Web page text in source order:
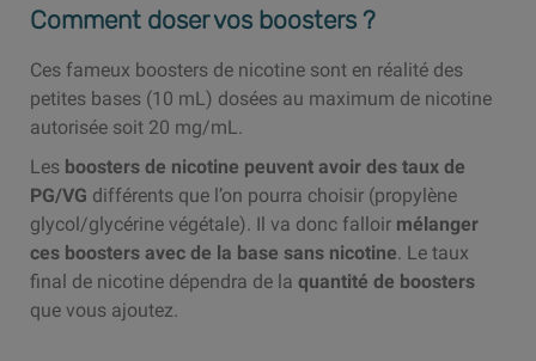
Comment doser vos boosters ?
Ces fameux boosters de nicotine sont en réalité des
petites bases (10 mL) dosées au maximum de nicotine
autorisée soit 20 mg/mL.
Les boosters de nicotine peuvent avoir des taux de
PG/VG différents que l’on pourra choisir (propylène
glycol/glycérine végétale). Il va donc falloir mélanger
ces boosters avec de la base sans nicotine. Le taux
final de nicotine dépendra de la quantité de boosters
que vous ajoutez.